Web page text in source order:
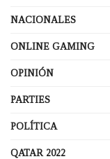
NACIONALES
ONLINE GAMING
OPINIÓN
PARTIES
POLÍTICA
QATAR 2022